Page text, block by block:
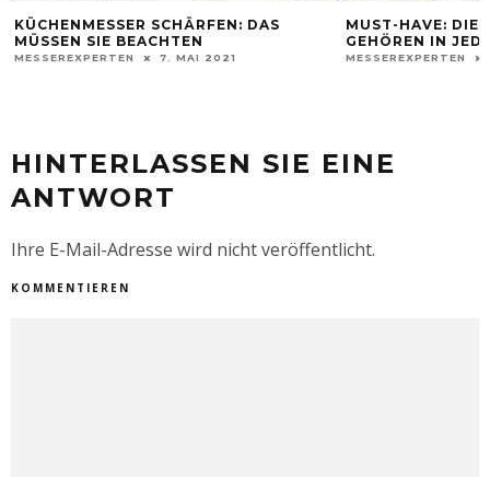
KÜCHENMESSER SCHÄRFEN: DAS
MÜSSEN SIE BEACHTEN
MESSEREXPERTEN 7. MAI 2021
MUST-HAVE:
GEHÖREN IN
MESSEREXPERTEN
HINTERLASSEN SIE EINE
ANTWORT
Ihre E-Mail-Adresse wird nicht veröffentlicht.
KOMMENTIEREN